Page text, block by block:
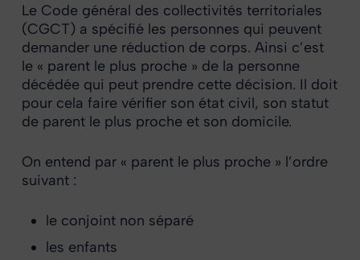
Le Code général des collectivités territoriales
(CGCT) a spécifié les personnes qui peuvent
demander une réduction de corps. Ainsi c’est
le « parent le plus proche » de la personne
décédée qui peut prendre cette décision. Il doit
pour cela faire vérifier son état civil, son statut
de parent le plus proche et son domicile.
On entend par « parent le plus proche » l’ordre
suivant :
le conjoint non séparé
les enfants